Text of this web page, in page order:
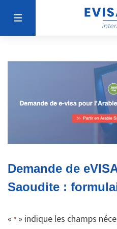
Demande de
Saoudite :
« * » indique les champs